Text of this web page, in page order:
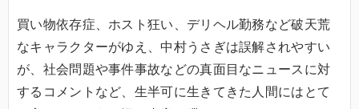
買い物依存症、ホスト狂い、デリヘル勤務など破天荒
なキャラクターがゆえ、中村うさぎは誤解されやすい
が、社会問題や事件事故などの真面目なニュースに対
するコメントなど、生半可に生きてきた人間にはとて